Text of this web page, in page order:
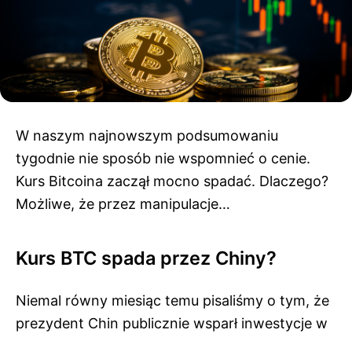
W naszym najnowszym podsumowaniu
tygodnie nie sposób nie wspomnieć o cenie.
Kurs Bitcoina zaczął mocno spadać. Dlaczego?
Możliwe, że przez manipulacje…
Kurs BTC spada przez Chiny?
Niemal równy miesiąc temu pisaliśmy o tym, że
prezydent Chin publicznie wsparł inwestycje w